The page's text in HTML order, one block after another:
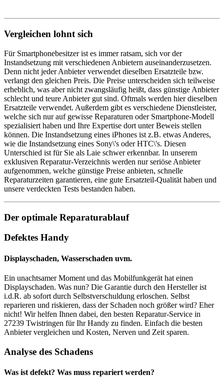
Vergleichen lohnt sich
Für Smartphonebesitzer ist es immer ratsam, sich vor der
Instandsetzung mit verschiedenen Anbietern auseinanderzusetzen.
Denn nicht jeder Anbieter verwendet dieselben Ersatzteile bzw.
verlangt den gleichen Preis. Die Preise unterscheiden sich teilweise
erheblich, was aber nicht zwangsläufig heißt, dass günstige Anbieter
schlecht und teure Anbieter gut sind. Oftmals werden hier dieselben
Ersatzteile verwendet. Außerdem gibt es verschiedene Dienstleister,
welche sich nur auf gewisse Reparaturen oder Smartphone-Modell
spezialisiert haben und Ihre Expertise dort unter Beweis stellen
können. Die Instandsetzung eines iPhones ist z.B. etwas Anderes,
wie die Instandsetzung eines Sony\'s oder HTC\'s. Diesen
Unterschied ist für Sie als Laie schwer erkennbar. In unserem
exklusiven Reparatur-Verzeichnis werden nur seriöse Anbieter
aufgenommen, welche günstige Preise anbieten, schnelle
Reparaturzeiten garantieren, eine gute Ersatzteil-Qualität haben und
unsere verdeckten Tests bestanden haben.
Der optimale Reparaturablauf
Defektes Handy
Displayschaden, Wasserschaden uvm.
Ein unachtsamer Moment und das Mobilfunkgerät hat einen
Displayschaden. Was nun? Die Garantie durch den Hersteller ist
i.d.R. ab sofort durch Selbstverschuldung erloschen. Selbst
reparieren und riskieren, dass der Schaden noch größer wird? Eher
nicht! Wir helfen Ihnen dabei, den besten Reparatur-Service in
27239 Twistringen für Ihr Handy zu finden. Einfach die besten
Anbieter vergleichen und Kosten, Nerven und Zeit sparen.
Analyse des Schadens
Was ist defekt? Was muss repariert werden?